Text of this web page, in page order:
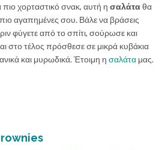
πιο χορταστικό σνακ, αυτή η σαλάταθα
πιο αγαπημένες σου. Βάλε να βράσεις
φύγετε από το σπίτι, σούρωσε και
στο τέλος πρόσθεσε σε μικρά κυβάκια
και μυρωδικά. Έτοιμη η σαλάτα μας.